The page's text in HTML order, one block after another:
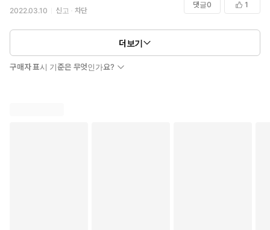
2022.03.10 신고 차단
댓글0 1
더보기
구매자 표시 기준은 무엇인가요?